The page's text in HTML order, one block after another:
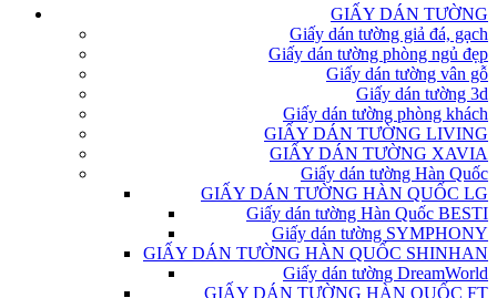
GIẤY DÁN TƯỜNG
Giấy dán tường giả đá, gạch
Giấy dán tường phòng ngủ đẹp
Giấy dán tường vân gỗ
Giấy dán tường 3d
Giấy dán tường phòng khách
GIẤY DÁN TƯỜNG LIVING
GIẤY DÁN TƯỜNG XAVIA
Giấy dán tường Hàn Quốc
GIẤY DÁN TƯỜNG HÀN QUỐC LG
Giấy dán tường Hàn Quốc BESTI
Giấy dán tường SYMPHONY
GIẤY DÁN TƯỜNG HÀN QUỐC SHINHAN
Giấy dán tường DreamWorld
GIẤY DÁN TƯỜNG HÀN QUỐC FT